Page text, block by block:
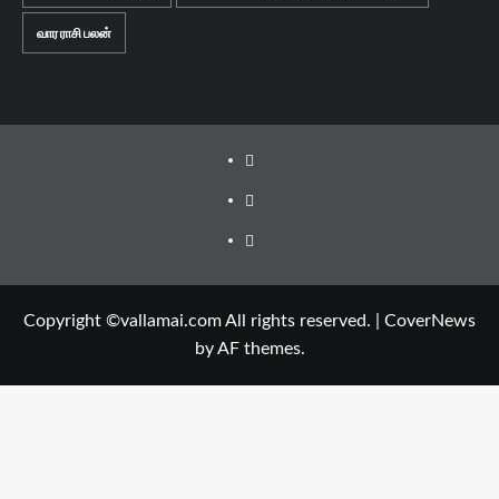
வார ராசி பலன்
Facebook
Twitter
Youtube
Copyright ©vallamai.com All rights reserved.
CoverNews
by AF themes.